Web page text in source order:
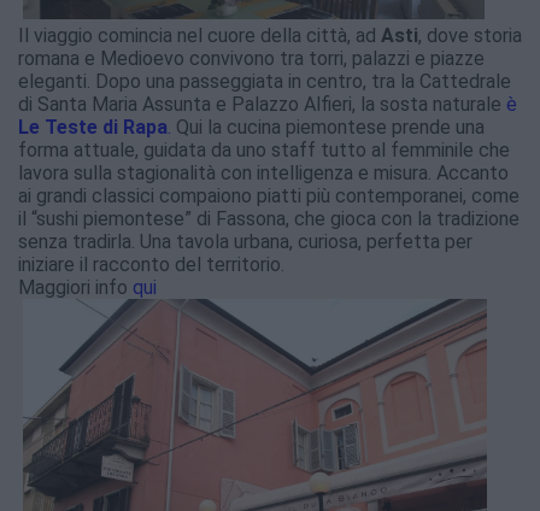
Il viaggio comincia nel cuore della città, ad Asti, dove storia
romana e Medioevo convivono tra torri, palazzi e piazze
eleganti. Dopo una passeggiata in centro, tra la Cattedrale
di Santa Maria Assunta e Palazzo Alfieri, la sosta naturale è
Le Teste di Rapa. Qui la cucina piemontese prende una
forma attuale, guidata da uno staff tutto al femminile che
lavora sulla stagionalità con intelligenza e misura. Accanto
ai grandi classici compaiono piatti più contemporanei, come
il “sushi piemontese” di Fassona, che gioca con la tradizione
senza tradirla. Una tavola urbana, curiosa, perfetta per
iniziare il racconto del territorio.
Maggiori info qui